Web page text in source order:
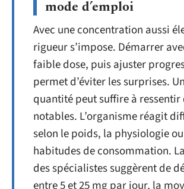
mode d’emploi
Avec une concentration aussi
rigueur s’impose. Démarrer
faible dose, puis ajuster
permet d’éviter les surprises.
quantité peut suffire à ressentir
notables. L’organisme réagit
selon le poids, la physiologie
habitudes de consommation.
des spécialistes suggèrent de
entre 5 et 25 mg par jour, la